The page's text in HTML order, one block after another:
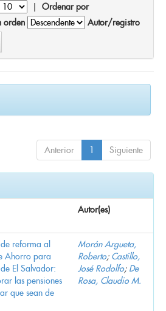
| Ordenar por
orden
Autor/registro
Anterior 1 Siguiente
Autor(es)
reforma al
Ahorro para
El Salvador:
las pensiones
que sean de
Morán Argueta,
Roberto; Castillo,
José Rodolfo; De
Rosa, Claudio M.